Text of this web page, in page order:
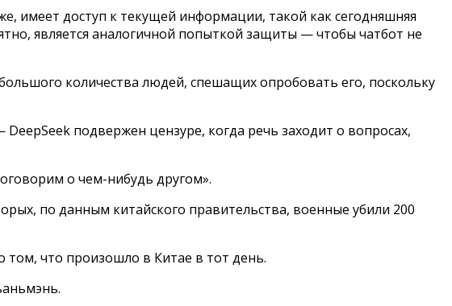
имеет доступ к текущей информации, такой как сегодняшняя
является аналогичной попыткой защиты — чтобы чатбот не
количества людей, спешащих опробовать его, поскольку
подвержен цензуре, когда речь заходит о вопросах,
о чем-нибудь другом».
по данным китайского правительства, военные убили 200
том, что произошло в Китае в тот день.